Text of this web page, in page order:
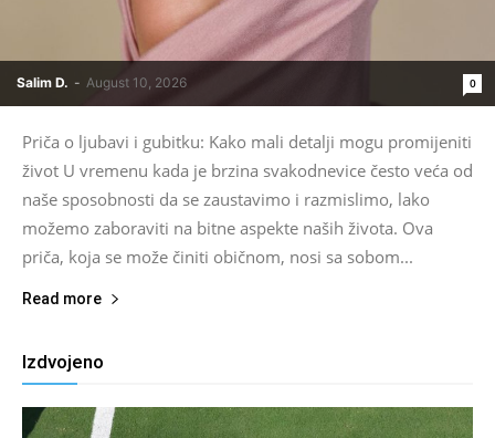
Salim D. - August 10, 2026 0
Priča o ljubavi i gubitku: Kako mali detalji mogu promijeniti
život U vremenu kada je brzina svakodnevice često veća od
naše sposobnosti da se zaustavimo i razmislimo, lako
možemo zaboraviti na bitne aspekte naših života. Ova
priča, koja se može činiti običnom, nosi sa sobom...
Read more
Izdvojeno